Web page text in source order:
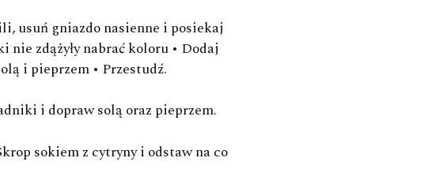
lodowa
usuń gniazdo nasienne i posiekaj
zdążyły nabrać koloru • Dodaj
i pieprzem • Przestudź.
i dopraw solą oraz pieprzem.
sokiem z cytryny i odstaw na co